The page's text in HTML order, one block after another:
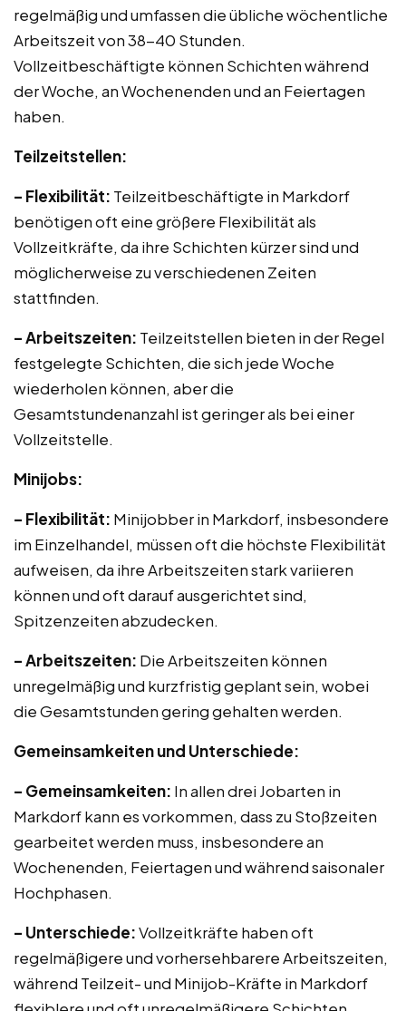
regelmäßig und umfassen die übliche wöchentliche
Arbeitszeit von 38-40 Stunden.
Vollzeitbeschäftigte können Schichten während
der Woche, an Wochenenden und an Feiertagen
haben.
Teilzeitstellen:
– Flexibilität: Teilzeitbeschäftigte in Markdorf
benötigen oft eine größere Flexibilität als
Vollzeitkräfte, da ihre Schichten kürzer sind und
möglicherweise zu verschiedenen Zeiten
stattfinden.
– Arbeitszeiten: Teilzeitstellen bieten in der Regel
festgelegte Schichten, die sich jede Woche
wiederholen können, aber die
Gesamtstundenanzahl ist geringer als bei einer
Vollzeitstelle.
Minijobs:
– Flexibilität: Minijobber in Markdorf, insbesondere
im Einzelhandel, müssen oft die höchste Flexibilität
aufweisen, da ihre Arbeitszeiten stark variieren
können und oft darauf ausgerichtet sind,
Spitzenzeiten abzudecken.
– Arbeitszeiten: Die Arbeitszeiten können
unregelmäßig und kurzfristig geplant sein, wobei
die Gesamtstunden gering gehalten werden.
Gemeinsamkeiten und Unterschiede:
– Gemeinsamkeiten: In allen drei Jobarten in
Markdorf kann es vorkommen, dass zu Stoßzeiten
gearbeitet werden muss, insbesondere an
Wochenenden, Feiertagen und während saisonaler
Hochphasen.
– Unterschiede:Vollzeitkräfte haben oft
regelmäßigere und vorhersehbarere Arbeitszeiten,
während Teilzeit- und Minijob-Kräfte in Markdorf